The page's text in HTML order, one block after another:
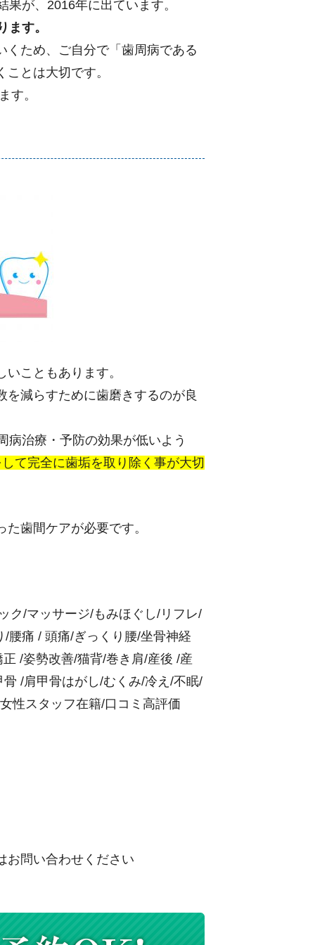
が、2016年に出ています。
す。
くため、ご自分で「歯周病である
とは大切です。
す。
こともあります。
減らすために歯磨きするのが良
病治療・予防の効果が低いよう
て完全に歯垢を取り除く事が大切
歯間ケアが必要です。
ク/マッサージ/もみほぐし/リフレ/
腰痛 / 頭痛/ぎっくり腰/坐骨神経
/姿勢改善/猫背/巻き肩/産後 /産
/肩甲骨はがし/むくみ/冷え/不眠/
性スタッフ在籍/口コミ高評価
お問い合わせください